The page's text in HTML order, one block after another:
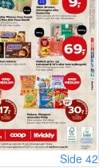
Side 42